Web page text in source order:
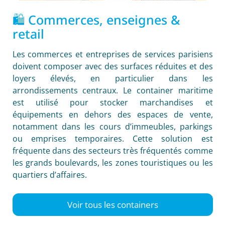
🛍️ Commerces, enseignes &
retail
Les commerces et entreprises de services parisiens
doivent composer avec des surfaces réduites et des
loyers élevés, en particulier dans les
arrondissements centraux. Le container maritime
est utilisé pour stocker marchandises et
équipements en dehors des espaces de vente,
notamment dans les cours d’immeubles, parkings
ou emprises temporaires. Cette solution est
fréquente dans des secteurs très fréquentés comme
les grands boulevards, les zones touristiques ou les
quartiers d’affaires.
Voir tous les containers